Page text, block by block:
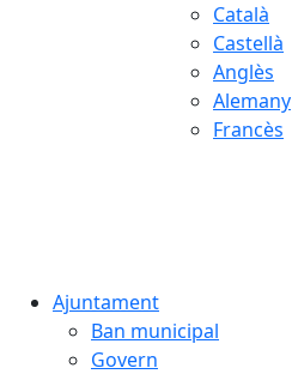
Català
Castellà
Anglès
Alemany
Francès
Ajuntament
Ban municipal
Govern